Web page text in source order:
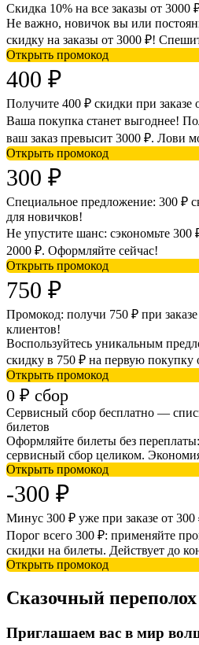
Скидка 10% на все заказы от 3000
Не важно, новичок вы или
скидку на заказы от 3000 ₽!
Открыть промокод
400 ₽
Получите 400 ₽ скидки при заказе
Ваша покупка станет выгоднее!
ваш заказ превысит 3000 ₽. Лови
Открыть промокод
300 ₽
Специальное предложение: 300 ₽
для новичков!
Не упустите шанс: сэкономьте 300
2000 ₽. Оформляйте сейчас!
Открыть промокод
750 ₽
Промокод: получи 750 ₽ при
клиентов!
Воспользуйтесь уникальным
скидку в 750 ₽ на первую покупку
Открыть промокод
0 ₽ сбор
Сервисный сбор бесплатно —
билетов
Оформляйте билеты без
сервисный сбор целиком.
Открыть промокод
-300 ₽
Минус 300 ₽ уже при заказе от
Порог всего 300 ₽: применяйте
скидки на билеты. Действует до
Открыть промокод
Сказочный
Приглашаем вас в мир